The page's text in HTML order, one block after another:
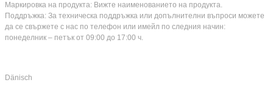
Маркировка на продукта: Вижте наименованието на продукта.
Поддръжка: За техническа поддръжка или допълнителни въпроси можете
да се свържете с нас по телефон или имейл по следния начин:
понеделник – петък от 09:00 до 17:00 ч.
Dänisch